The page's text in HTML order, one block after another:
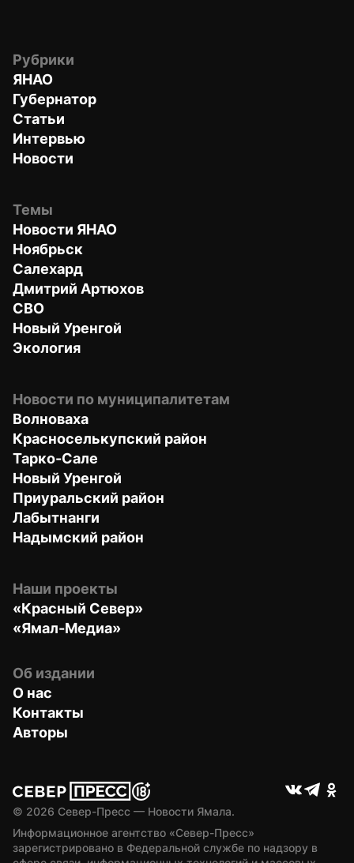
Рубрики
ЯНАО
Губернатор
Статьи
Интервью
Новости
Темы
Новости ЯНАО
Ноябрьск
Салехард
Дмитрий Артюхов
СВО
Новый Уренгой
Экология
Новости по муниципалитетам
Волноваха
Красноселькупский район
Тарко-Сале
Новый Уренгой
Приуральский район
Лабытнанги
Надымский район
Наши проекты
«Красный Север»
«Ямал-Медиа»
Об издании
О нас
Контакты
Авторы
© 2026 Север-Пресс — Новости Ямала.
Информационное агентство «Север-Пресс»
зарегистрировано в Федеральной службе по надзору в